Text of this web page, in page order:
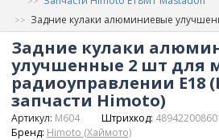
Информация о компании
About Company
Обзоры
Категории
Задние кулаки алюминиевые улучшенные 2 шт для машинки на
Задние кулаки
улучшенные 2 шт для
радиоуправлении E18
запчасти Himoto)
Артикул: M604 Штрихкод:
Бренд: Himoto (Хаймото)